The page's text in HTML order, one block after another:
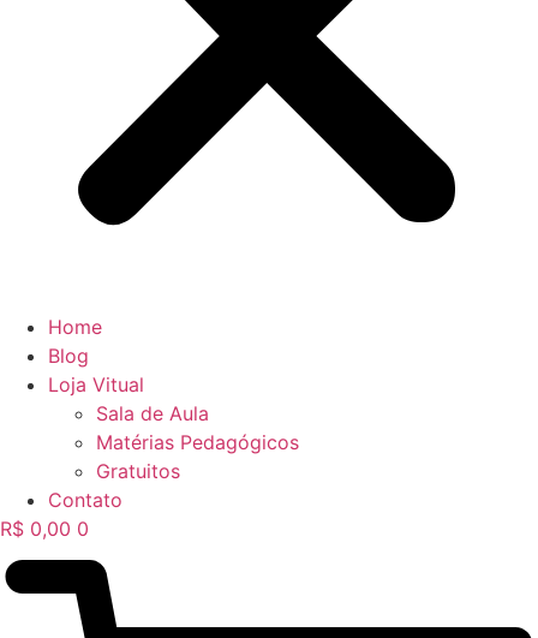
Home
Blog
Loja Vitual
Sala de Aula
Matérias Pedagógicos
Gratuitos
Contato
R$ 0,00 0